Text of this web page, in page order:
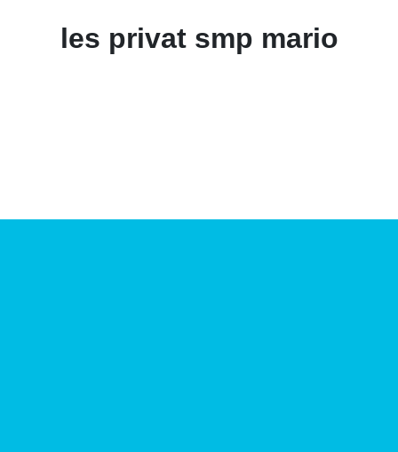
les privat smp mario